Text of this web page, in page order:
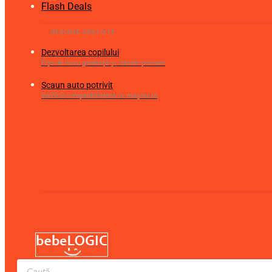
Flash Deals
Dezvoltarea copilului
Fișe de lucru gradiniță și clasele primare
Scaun auto potrivit
Verifică compatibilitatea cu mașina ta
Products